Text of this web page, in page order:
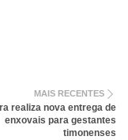
MAIS RECENTES
realiza nova entrega de
enxovais para gestantes
timonenses